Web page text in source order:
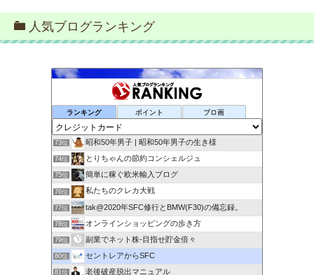
人気ブログランキング
ランキング ポイント ブロ画
73位 昭和50年男子 | 昭和50年男子の生き様
74位 とりちゃんの節約コンシェルジュ
75位 簡単に稼ぐ欧米輸入ブログ
76位 私たちのクレカ大戦
77位 tak@2020年SFC修行とBMW(F30)の備忘録。
78位 オンラインショッピングの歩き方
79位 副業でネット株-目指せ貯金倍々
80位 セントレアからSFC
81位 老後破産脱出マニュアル